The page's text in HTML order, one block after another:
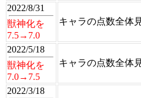
2022/8/31
獣神化を
7.5→7.0
キャラの点数全体
2022/5/18
獣神化を
7.0→7.5
キャラの点数全体
2022/3/18